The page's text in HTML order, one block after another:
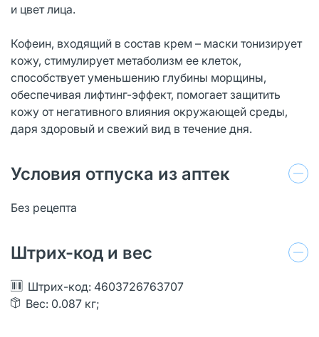
и цвет лица.
Кофеин, входящий в состав крем – маски тонизирует
кожу, стимулирует метаболизм ее клеток,
способствует уменьшению глубины морщины,
обеспечивая лифтинг-эффект, помогает защитить
кожу от негативного влияния окружающей среды,
даря здоровый и свежий вид в течение дня.
Условия отпуска из аптек
Без рецепта
Штрих-код и вес
Штрих-код: 4603726763707
Вес: 0.087 кг;